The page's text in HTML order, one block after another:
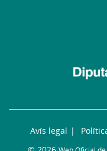
Avís legal